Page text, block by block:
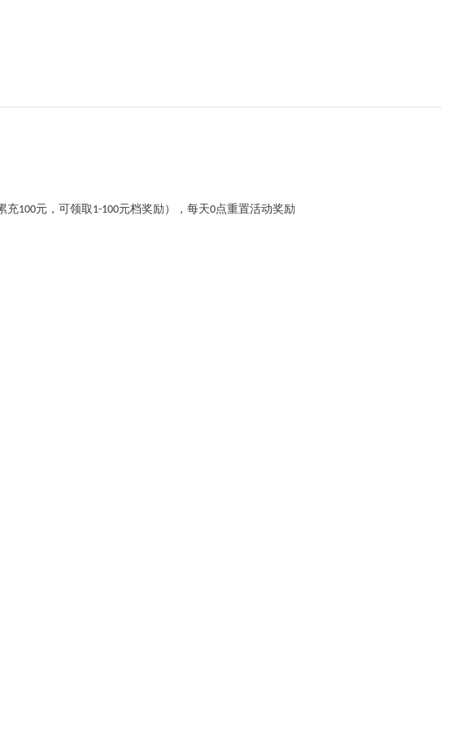
充100元，可领取 1-100元档奖励），每天0点重置活动奖励